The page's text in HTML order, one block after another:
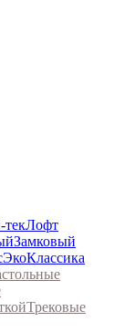
текЛофт
Замковый
ЭкоКлассика
Трековые